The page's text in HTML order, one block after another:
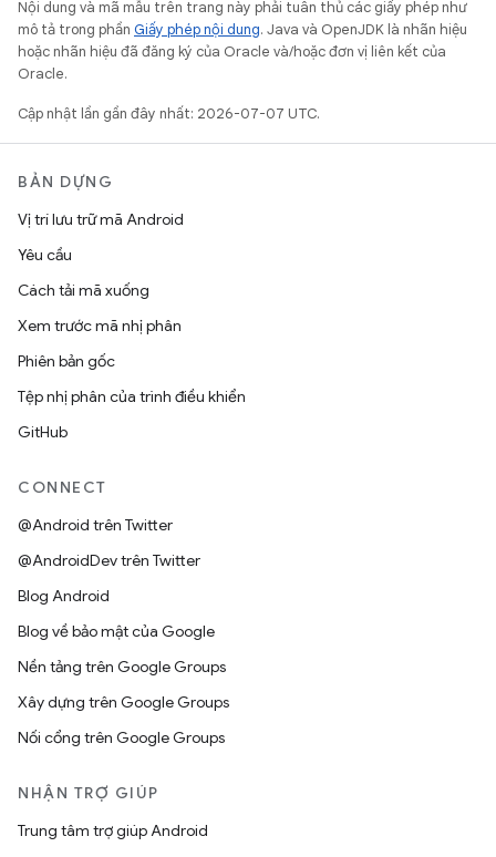
Nội dung và mã mẫu trên trang này phải tuân thủ các giấy phép như
mô tả trong phần Giấy phép nội dung. Java và OpenJDK là nhãn hiệu
hoặc nhãn hiệu đã đăng ký của Oracle và/hoặc đơn vị liên kết của
Oracle.
Cập nhật lần gần đây nhất: 2026-07-07 UTC.
BẢN DỰNG
Vị trí lưu trữ mã Android
Yêu cầu
Cách tải mã xuống
Xem trước mã nhị phân
Phiên bản gốc
Tệp nhị phân của trình điều khiển
GitHub
CONNECT
@Android trên Twitter
@AndroidDev trên Twitter
Blog Android
Blog về bảo mật của Google
Nền tảng trên Google Groups
Xây dựng trên Google Groups
Nối cổng trên Google Groups
NHẬN TRỢ GIÚP
Trung tâm trợ giúp Android